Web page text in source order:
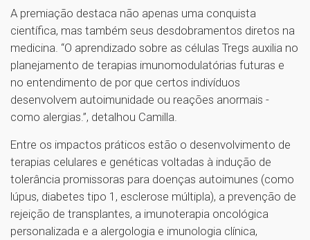
A premiação destaca não apenas uma conquista
científica, mas também seus desdobramentos diretos na
medicina. “O aprendizado sobre as células Tregs auxilia no
planejamento de terapias imunomodulatórias futuras e
no entendimento de por que certos indivíduos
desenvolvem autoimunidade ou reações anormais -
como alergias.”, detalhou Camilla.
Entre os impactos práticos estão o desenvolvimento de
terapias celulares e genéticas voltadas à indução de
tolerância promissoras para doenças autoimunes (como
lúpus, diabetes tipo 1, esclerose múltipla), a prevenção de
rejeição de transplantes, a imunoterapia oncológica
personalizada e a alergologia e imunologia clínica,